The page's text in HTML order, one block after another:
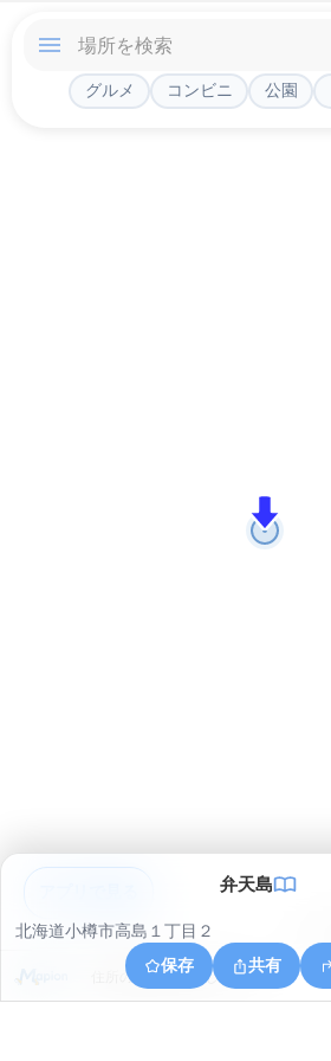
グルメ コンビニ 公園
弁天島
北海道小樽市高島１丁目２
保存
共有
住所の取得に失敗しました